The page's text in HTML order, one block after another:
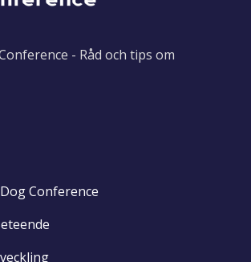
- Råd och tips om
Conference